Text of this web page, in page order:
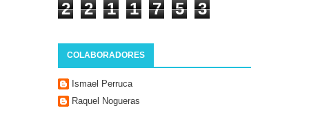
2 2 1 1 7 5 3
COLABORADORES
Ismael Perruca
Raquel Nogueras